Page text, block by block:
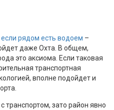
если рядом есть водоем –
даже Охта. В общем,
это аксиома. Если таковая
транспортная
вполне подойдет и
транспортом, зато район явно